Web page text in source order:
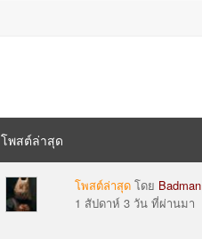
โพสต์ล่าสุด
โพสต์ล่าสุด โดย Badman
1 สัปดาห์ 3 วัน ที่ผ่านมา